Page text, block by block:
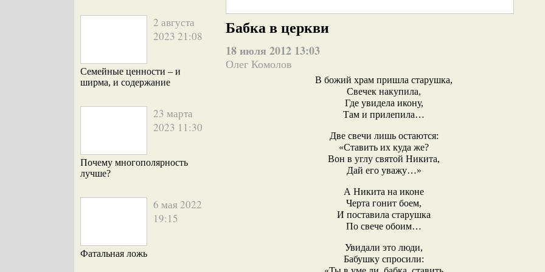
2 августа
2023 21:08
Семейные ценности – и
ширма, и содержание
23 марта
2023 11:30
Почему многополярность
лучше?
6 мая 2022
19:15
Фатальная ложь
Бабка в церкви
18 июля 2012 13:03
Олег Комолов
В божий храм пришла старушка,
Свечек накупила,
Где увидела икону,
Там и прилепила…
Две свечи лишь остаются:
«Ставить их куда же?
Вон в углу святой Никита,
Дай его уважу…»
А Никита на иконе
Черта гонит боем,
И поставила старушка
По свече обоим…
Увидали это люди,
Бабушку спросили: